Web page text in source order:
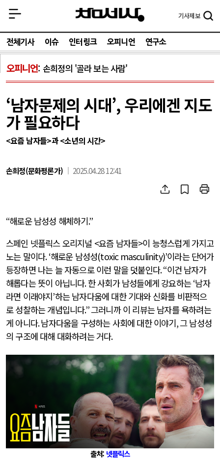
기사제보
전체기사 이슈 인터링크 오피니언 연구소
오피니언 손희정의 '골라 보는 사람'
‘남자문제의 시대’, 우리에겐 지도
가 필요하다
<요즘 남자들>과 <소년의 시간>
손희정(문화평론가) 2025.04.28 12:41
“해로운 남성성 해체하기.”
스페인 넷플릭스 오리지널 <요즘 남자들>이 능청스럽게 가지고
노는 말이다. ‘해로운 남성성(toxic masculinity)’이라는 단어가
등장하면 나는 늘 자동으로 이런 말을 덧붙인다. “이건 남자가
해롭다는 뜻이 아닙니다.한 사회가 남성들에게 강요하는‘남자
라면 이래야지’하는 남자다움에 대한 기대와 신화를 비판적으
로 성찰하는 개념입니다.”그러니까 이 리뷰는 남자를 욕하려는
게 아니다.남자다움을 구성하는 사회에 대한 이야기,그 남성성
의 구조에 대해 대화하려는 거다.
출처: 넷플릭스